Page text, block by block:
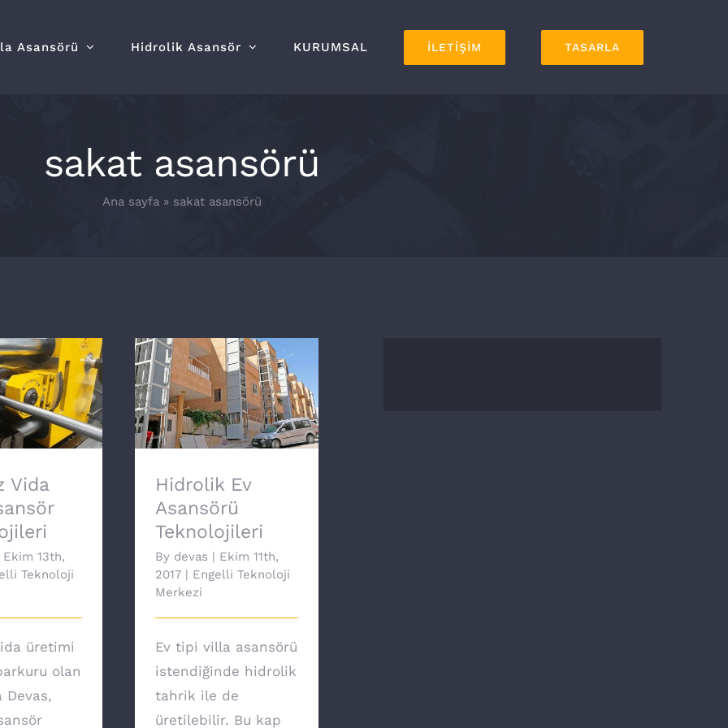
Asansörü Hidrolik Asansör KURUMSAL İLETİŞİM TASARLA
sakat asansörü
Ana sayfa » sakat asansörü
Vida Milli
Vida
Ekim 13th,
Teknoloji
üretimi
olan
Hidrolik Ev Asansörü
Teknolojileri
Hidrolik Ev
Asansörü
Teknolojileri
By devas | Ekim 11th,
2017 | Engelli Teknoloji
Merkezi
Ev tipi villa asansörü
istendiğinde hidrolik
tahrik ile de
üretilebilir. Bu kap